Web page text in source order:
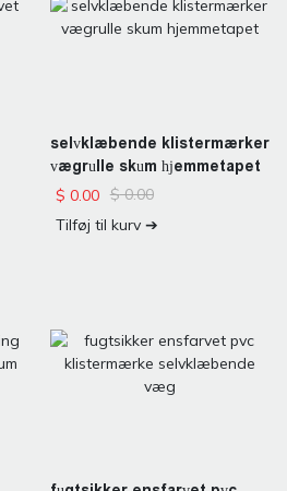
selvklæbende klistermærker
vægrulle skum hjemmetapet
$ 0.00 $0.00
Tilføj til kurv ➔